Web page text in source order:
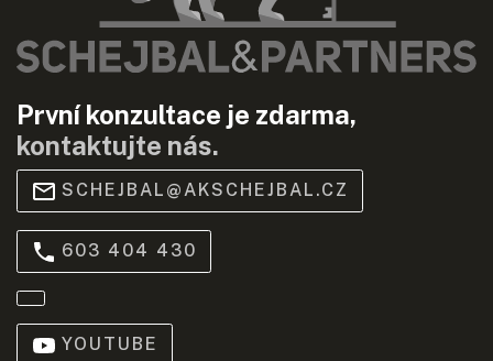
První konzultace je zdarma,
kontaktujte nás.
SCHEJBAL@AKSCHEJBAL.CZ
603 404 430
YOUTUBE